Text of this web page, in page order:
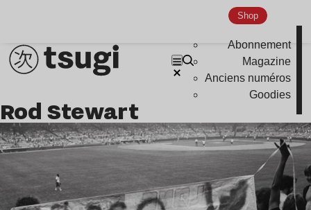
Shop
Abonnement
Magazine
Anciens numéros
Goodies
Rod Stewart